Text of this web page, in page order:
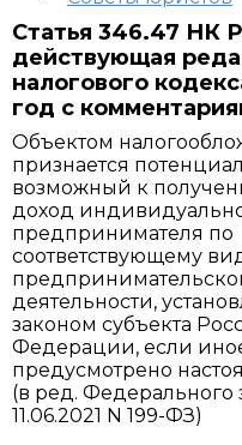
Статья 346.47 НК
действующая
налогового
год с
Объектом
признается
возможный к
доход
предпринимателя по
соответствующему
деятельности,
законом субъекта
Федерации, если
предусмотрено
(в ред. Федерального
11.06.2021 N 199-ФЗ)